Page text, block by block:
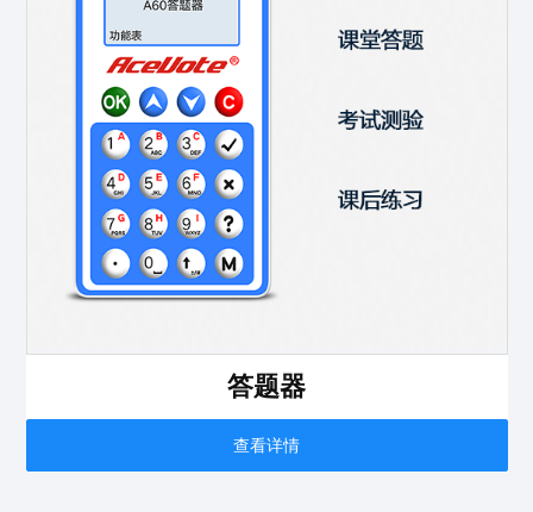
答题器
查看详情